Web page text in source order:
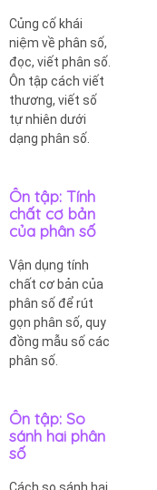
Củng cố khái
niệm về phân số,
đọc, viết phân số.
Ôn tập cách viết
thương, viết số
tự nhiên dưới
dạng phân số.
Ôn tập: Tính
chất cơ bản
của phân số
Vận dụng tính
chất cơ bản của
phân số để rút
gọn phân số, quy
đồng mẫu số các
phân số.
Ôn tập: So
sánh hai phân
số